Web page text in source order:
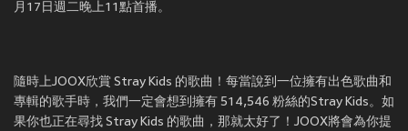
月17日週二晚上11點首播。
隨時上JOOX欣賞 Stray Kids 的歌曲！每當說到一位擁有出色歌曲和
專輯的歌手時，我們一定會想到擁有 514,546 粉絲的Stray Kids。如
果你也正在尋找 Stray Kids 的歌曲，那就太好了！JOOX將會為你提